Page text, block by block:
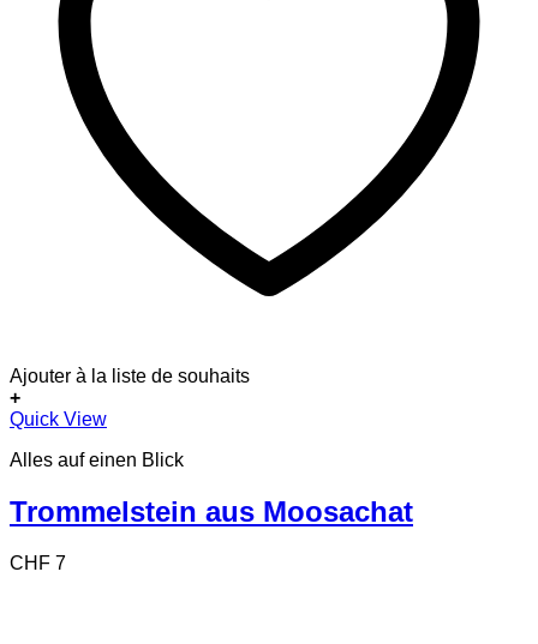
Ajouter à la liste de souhaits
+
Quick View
Alles auf einen Blick
Trommelstein aus Moosachat
CHF 7